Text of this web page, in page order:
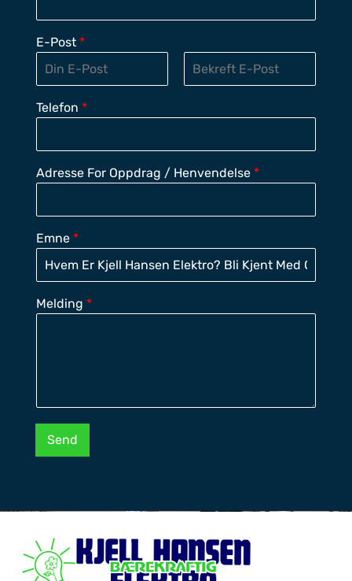
E-Post *
M
A
N
R
M
E
I
Telefon *
Adresse For Oppdrag / Henvendelse *
Emne *
Melding *
Send